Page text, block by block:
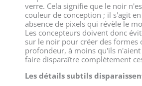
verre. Cela signifie que le noir
couleur de conception ; il s'agit
absence de pixels qui révèle le
Les concepteurs doivent donc
sur le noir pour créer des formes
profondeur, à moins qu'ils
faire disparaître complètement
Les détails subtils